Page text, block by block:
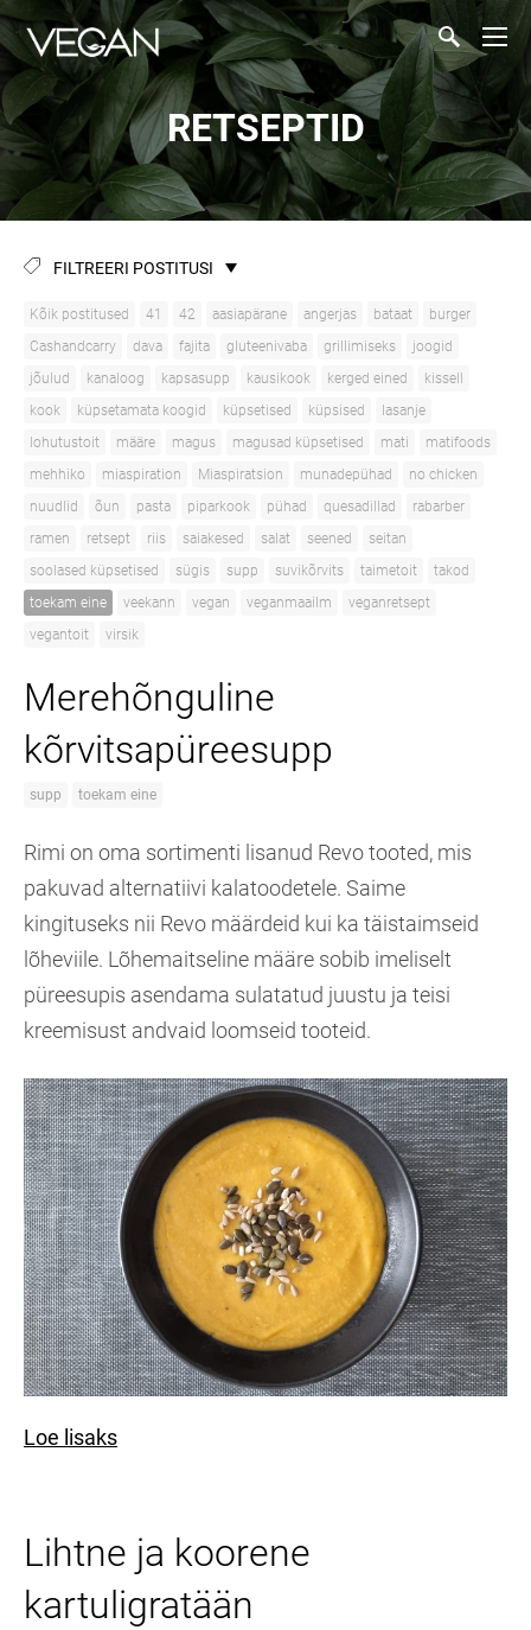
RETSEPTID
FILTREERI POSTITUSI
Kõik postitused 41 42 aasiapärane angerjas bataat
burger
Cashandcarry
dava fajita gluteenivaba grillimiseks
joogid
jõulud
kanaloog kapsasupp kausikook kerged eined
kissell
kook
küpsetamata koogid küpsetised küpsised
lasanje
lohutustoit
määre magus magusad küpsetised mati
matifoods
mehhiko
miaspiration Miaspiratsion munadepühad
no chicken
nuudlid
õun pasta piparkook pühad quesadillad
rabarber
ramen
retsept riis saiakesed salat seened
seitan
soolased küpsetised
sügis supp suvikõrvits taimetoit
takod
toekam eine
veekann vegan veganmaailm
veganretsept
vegantoit
virsik
Merehõnguline
kõrvitsapüreesupp
supp toekam eine
Rimi on oma sortimenti lisanud Revo tooted, mis
pakuvad alternatiivi kalatoodetele. Saime
kingituseks nii Revo määrdeid kui ka täistaimseid
lõheviile. Lõhemaitseline määre sobib imeliselt
püreesupis asendama sulatatud juustu ja teisi
kreemisust andvaid loomseid tooteid.
Loe lisaks
Lihtne ja koorene
kartuligratään